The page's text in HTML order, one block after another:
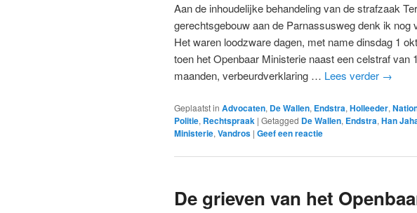
Aan de inhoudelijke behandeling van de strafzaak
gerechtsgebouw aan de Parnassusweg denk ik nog
Het waren loodzware dagen, met name dinsdag 1
toen het Openbaar Ministerie naast een celstraf van
maanden, verbeurdverklaring … Lees verder →
Geplaatst in Advocaten, De Wallen, Endstra, Holleeder,
Politie, Rechtspraak | Getagged De Wallen, Endstra, Han
Ministerie, Vandros | Geef een reactie
De grieven van het